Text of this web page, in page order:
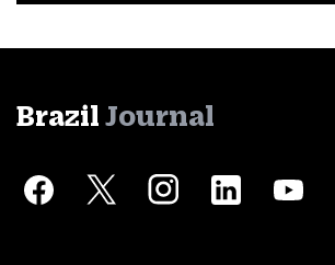
Brazil Journal